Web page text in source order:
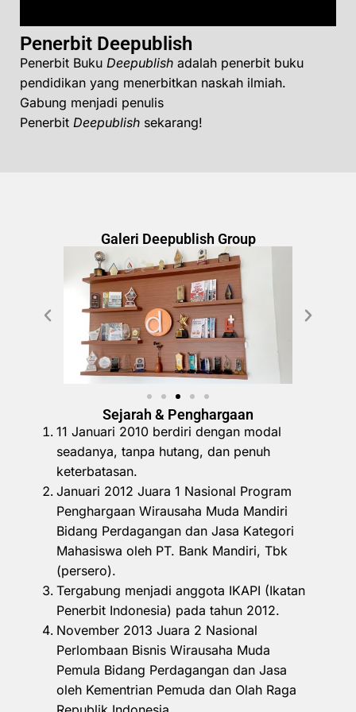
Penerbit Deepublish
Penerbit Buku Deepublish adalah penerbit buku
pendidikan yang menerbitkan naskah ilmiah.
Gabung menjadi penulis
Penerbit Deepublish sekarang!
Galeri Deepublish Group
Sejarah & Penghargaan
11 Januari 2010 berdiri dengan modal
seadanya, tanpa hutang, dan penuh
keterbatasan.
Januari 2012 Juara 1 Nasional Program
Penghargaan Wirausaha Muda Mandiri
Bidang Perdagangan dan Jasa Kategori
Mahasiswa oleh PT. Bank Mandiri, Tbk
(persero).
Tergabung menjadi anggota IKAPI (Ikatan
Penerbit Indonesia) pada tahun 2012.
November 2013 Juara 2 Nasional
Perlombaan Bisnis Wirausaha Muda
Pemula Bidang Perdagangan dan Jasa
oleh Kementrian Pemuda dan Olah Raga